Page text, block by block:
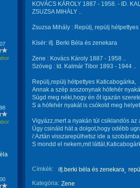
KOVÁCS KÁROLY 1887 - 1958. - ID.
ZSUZSA MIHÁLY ..
Zsuzsa Mihály : Repülj, repülj
Kísér: ifj. Berki Béla és zenekara
Zene : Kovács Károly 1887 - 1958 ..
Szöveg : Id. Kalmár Tibor 1893 - 1944 ..
Repülj,repülj hétpettyes Katicabogárka,
Annak a szép asszonynak hófehér
Súgd meg néki,hogy én őt igazán
S a hófehér nyakát is csókold meg
Vigyázz,mert a nyakán túl csiklandós az
Úgy csináld hát a dolgot,hogy odébb
/:Aztán visszarepülhetsz ide a
S mondd el nekem,mit
Címkék: ifj.berki béla és zenekara
Kategória: Zene